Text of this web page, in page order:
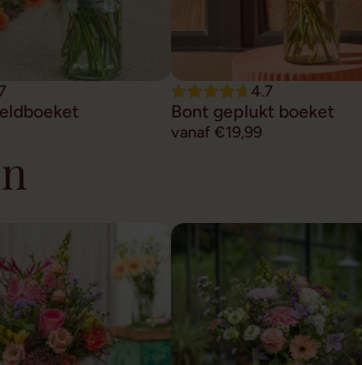
4.7
Bont geplukt boeket
vanaf €19,99